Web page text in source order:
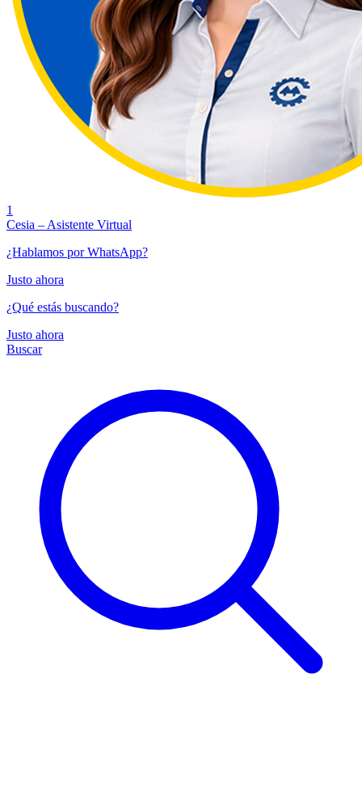
1
Cesia – Asistente Virtual
¿Hablamos por WhatsApp?
Justo ahora
¿Qué estás buscando?
Justo ahora
Buscar